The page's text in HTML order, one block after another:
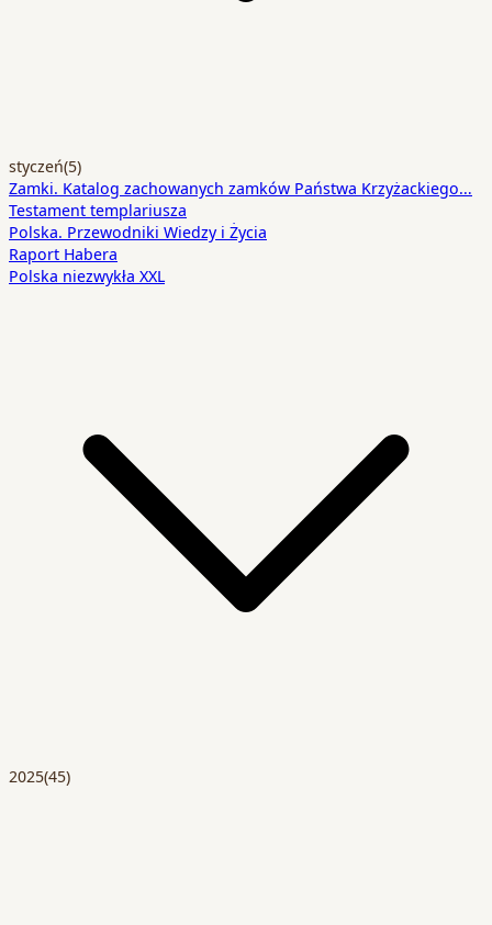
styczeń(5)
Zamki. Katalog zachowanych zamków Państwa Krzyżackiego…
Testament templariusza
Polska. Przewodniki Wiedzy i Życia
Raport Habera
Polska niezwykła XXL
2025(45)